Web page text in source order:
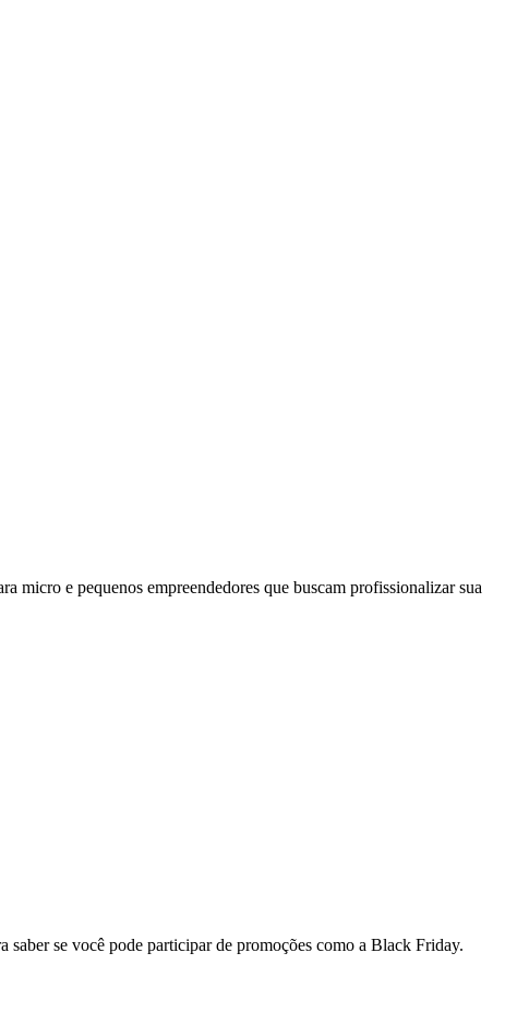
micro e pequenos empreendedores que buscam profissionalizar sua
saber se você pode participar de promoções como a Black Friday.